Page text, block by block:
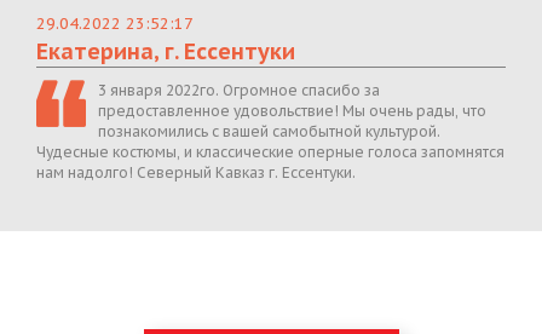
29.04.2022 23:52:17
Екатерина, г. Ессентуки
3 января 2022го. Огромное спасибо за
предоставленное удовольствие! Мы очень рады, что
познакомились с вашей самобытной культурой.
Чудесные костюмы, и классические оперные голоса запомнятся
нам надолго! Северный Кавказ г. Ессентуки.